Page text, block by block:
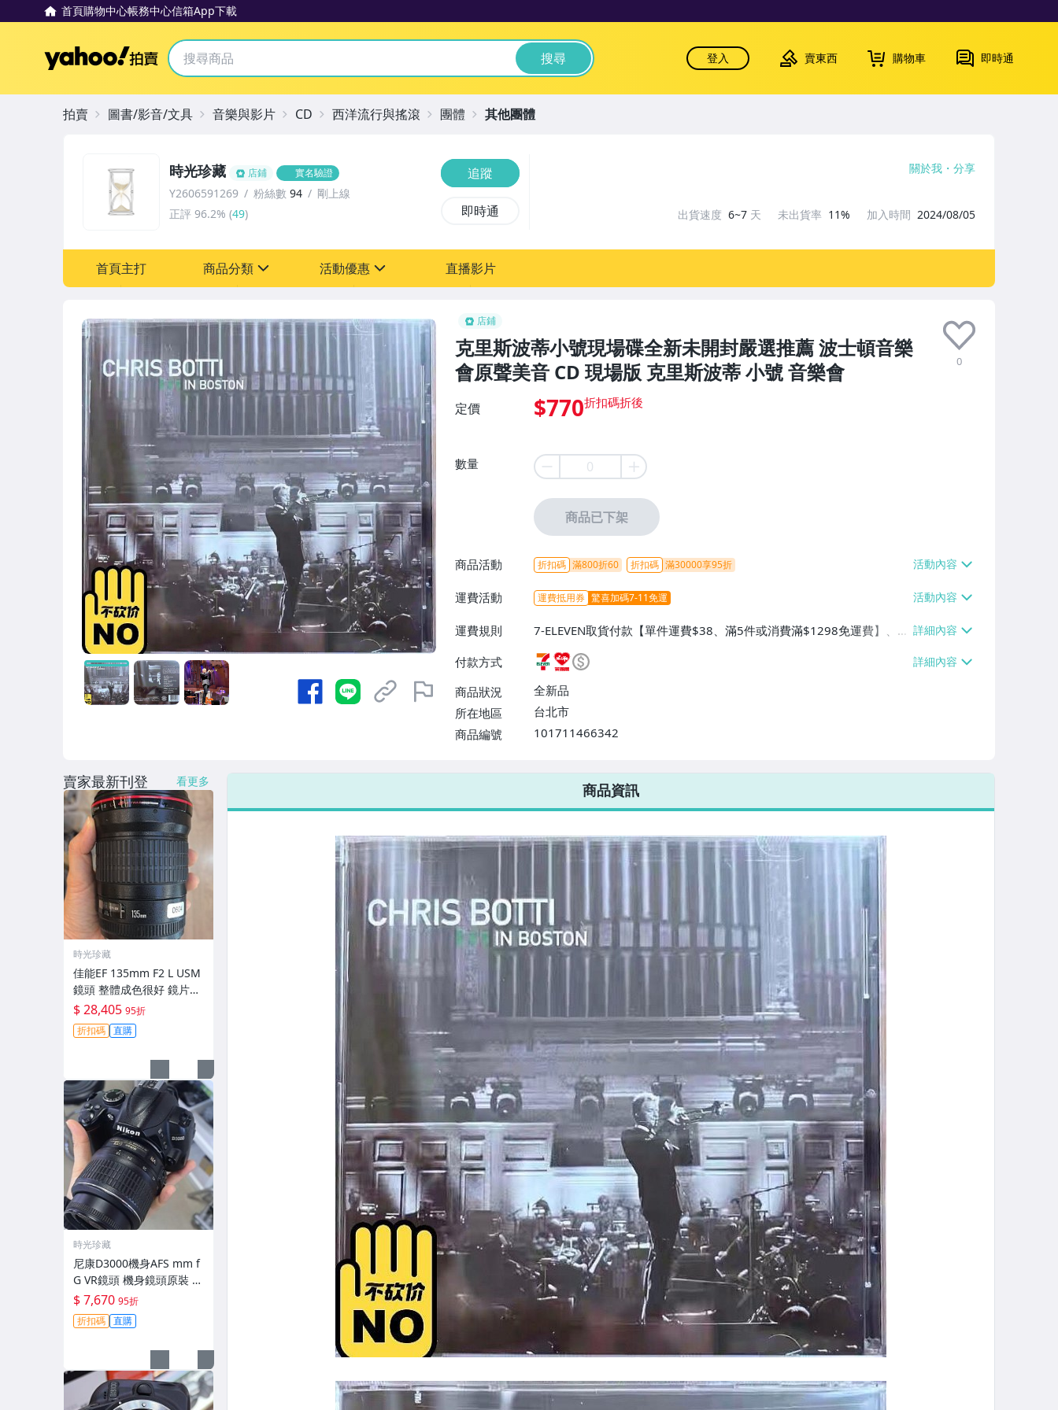
首頁購物中心帳務中心信箱App下載
Yahoo拍賣 搜尋 登入 賣東西 購物車 即時通
店鋪
克里斯波蒂小號現場碟全新未開封嚴選推薦 波士頓音樂
會原聲美音 CD 現場版 克里斯波蒂 小號 音樂會
0
定價 $770
數量
商品已下架
商品活動 折扣碼 滿800折60 折扣碼 滿30000享95折
運費活動 運費抵用券 驚喜加碼7-11免運
運費規則
7-ELEVEN取貨付款【單件運費$38、滿5件或消費滿$1298免運費】、7-
ELEVEN取貨不付款【免運費】、萊爾富取貨付款【單件運費$60、滿5件
或消費滿$1298免運費】、宅配/貨運【單件運費$120、滿5件或消費滿
$1598免運費】
付款方式
商品狀況
全新品
所在地區
台北市
商品編號
101711466342
7-ELEVEN 運費只要38元
不限金額、筆數，筆筆優惠無限次！
時光珍藏 店鋪 實名驗證
Y2606591269 粉絲數 94
剛上線
正評 96.2% (49)
追蹤
即時通
關於我 分享
出貨速度 6~7 天 未出貨率 11% 加入時間 2024/08/05
首頁主打 商品分類 活動優惠
[全店] 週年慶
直播影片
拍賣 圖書/影音/文具 音樂與影片 CD 西洋流行與搖滾 團體 其他團體
商品資訊
賣家最新刊登 看更多
時光珍藏
佳能EF 135mm F2 L USM
鏡頭 整體成色很好 鏡片完
美無劃痕 功能一切正常 無
拆修無-3430
$ 28,405 95折
折扣碼 直購
時光珍藏
尼康D3000機身AFS mm f
G VR鏡頭 機身鏡頭原裝 無
拆修無翻新 有輕微使用痕
跡 鏡頭-3430
$ 7,670 95折
折扣碼 直購